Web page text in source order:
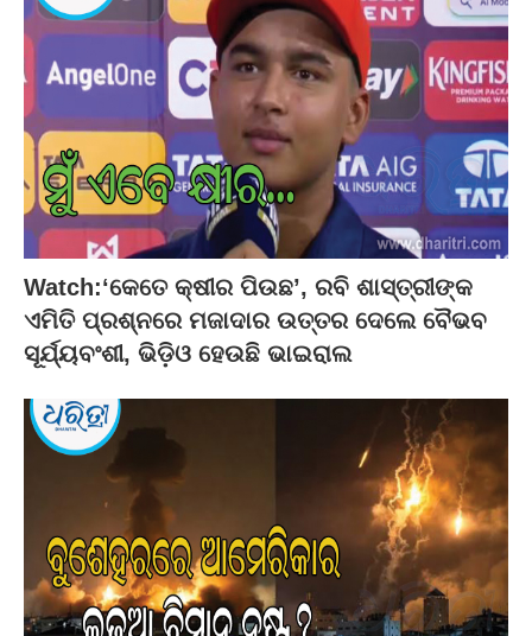
Watch:‘କେତେ କ୍ଷୀର ପିଉଛ’, ରବି ଶାସ୍ତ୍ରୀଙ୍କ
ଏମିତି ପ୍ରଶ୍ନରେ ମଜାଦାର ଉତ୍ତର ଦେଲେ ବୈଭବ
ସୂର୍ଯ୍ୟବଂଶୀ, ଭିଡ଼ିଓ ହେଉଛି ଭାଇରାଲ